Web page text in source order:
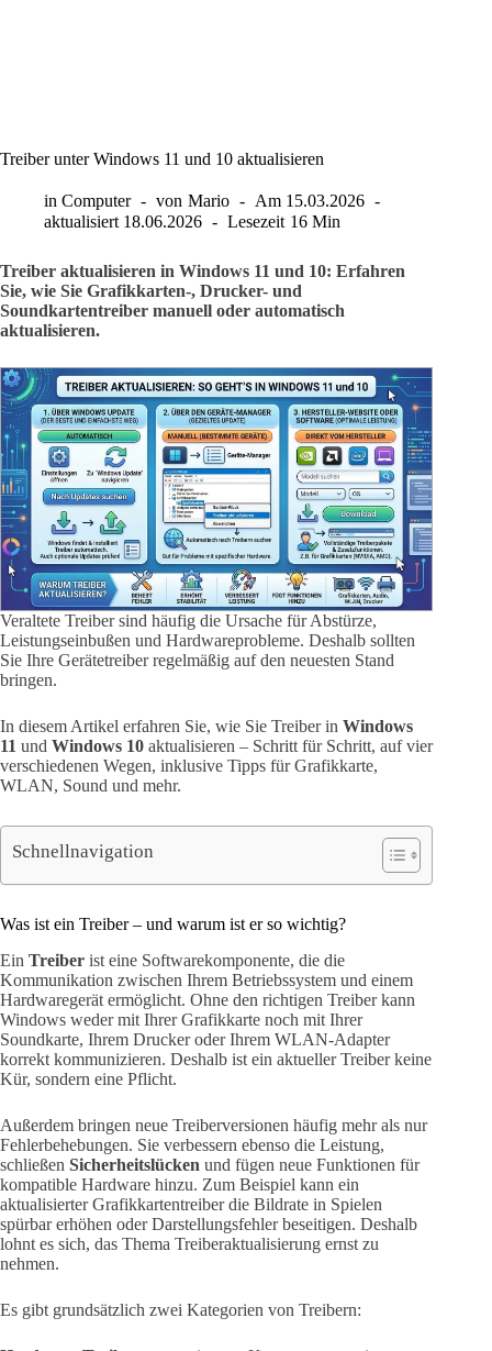
Treiber unter Windows 11 und 10 aktualisieren
in Computer von Mario Am 15.03.2026
aktualisiert 18.06.2026 Lesezeit 16 Min
Treiber aktualisieren in Windows 11 und 10: Erfahren
Sie, wie Sie Grafikkarten-, Drucker- und
Soundkartentreiber manuell oder automatisch
aktualisieren.
Veraltete Treiber sind häufig die Ursache für Abstürze,
Leistungseinbußen und Hardwareprobleme. Deshalb sollten
Sie Ihre Gerätetreiber regelmäßig auf den neuesten Stand
bringen.
In diesem Artikel erfahren Sie, wie Sie Treiber in Windows
11 und Windows 10 aktualisieren – Schritt für Schritt, auf vier
verschiedenen Wegen, inklusive Tipps für Grafikkarte,
WLAN, Sound und mehr.
Schnellnavigation
Was ist ein Treiber – und warum ist er so wichtig?
Ein Treiber ist eine Softwarekomponente, die die
Kommunikation zwischen Ihrem Betriebssystem und einem
Hardwaregerät ermöglicht. Ohne den richtigen Treiber kann
Windows weder mit Ihrer Grafikkarte noch mit Ihrer
Soundkarte, Ihrem Drucker oder Ihrem WLAN-Adapter
korrekt kommunizieren. Deshalb ist ein aktueller Treiber keine
Kür, sondern eine Pflicht.
Außerdem bringen neue Treiberversionen häufig mehr als nur
Fehlerbehebungen. Sie verbessern ebenso die Leistung,
schließen Sicherheitslücken und fügen neue Funktionen für
kompatible Hardware hinzu. Zum Beispiel kann ein
aktualisierter Grafikkartentreiber die Bildrate in Spielen
spürbar erhöhen oder Darstellungsfehler beseitigen. Deshalb
lohnt es sich, das Thema Treiberaktualisierung ernst zu
nehmen.
Es gibt grundsätzlich zwei Kategorien von Treibern: